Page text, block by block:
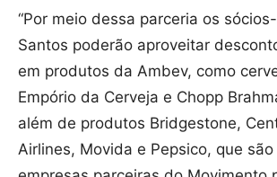
“Por meio dessa parceria os
Santos poderão aproveitar
em produtos da Ambev, como
Empório da Cerveja e Chopp
além de produtos Bridgestone,
Airlines, Movida e Pepsico, que